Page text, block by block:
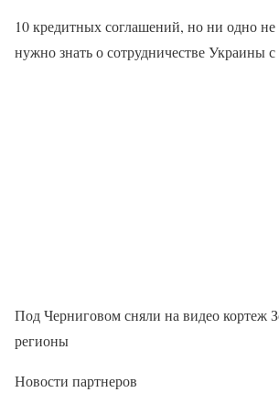
10 кредитных соглашений, но ни одно
нужно знать о сотрудничестве
Под Черниговом сняли на видео кортеж
регионы
Новости партнеров